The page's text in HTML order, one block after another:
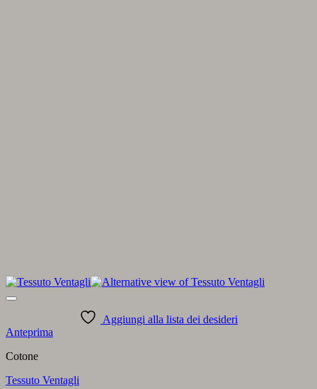
Aggiungi alla lista dei desideri
Anteprima
Cotone
Tessuto Ventagli